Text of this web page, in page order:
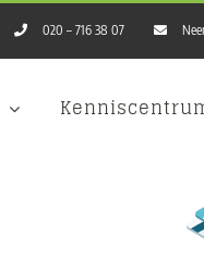
020 – 716 38 07